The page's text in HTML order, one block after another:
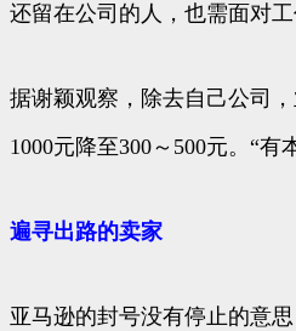
还留在公司的人，也需面对
据谢颖观察，除去自己公司
1000元降至300～500元。“
遍寻出路的卖家
亚马逊的封号没有停止的意